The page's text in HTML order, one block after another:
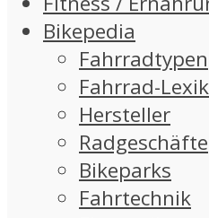
Bikepedia
Fahrradtypen
Fahrrad-
Hersteller
Radgeschäfte
Bikeparks
Fahrtechnik